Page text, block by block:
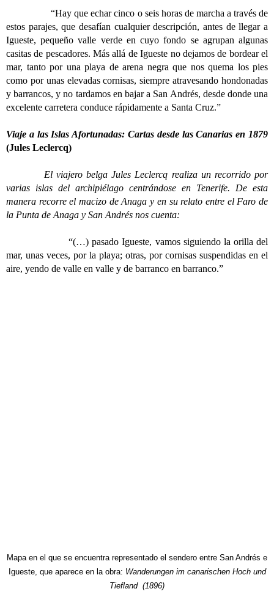
“Hay que echar cinco o seis horas de marcha a través de
estos parajes, que desafían cualquier descripción, antes de llegar a
Igueste, pequeño valle verde en cuyo fondo se agrupan algunas
casitas de pescadores. Más allá de Igueste no dejamos de bordear el
mar, tanto por una playa de arena negra que nos quema los pies
como por unas elevadas cornisas, siempre atravesando hondonadas
y barrancos, y no tardamos en bajar a San Andrés, desde donde una
excelente carretera conduce rápidamente a Santa Cruz.”
Viaje a las Islas Afortunadas: Cartas desde las Canarias en 1879
(Jules Leclercq)
El viajero belga Jules Leclercq realiza un recorrido por
varias islas del archipiélago centrándose en Tenerife. De esta
manera recorre el macizo de Anaga y en su relato entre el Faro de
la Punta de Anaga y San Andrés nos cuenta:
“(…) pasado Igueste, vamos siguiendo la orilla del
mar, unas veces, por la playa; otras, por cornisas suspendidas en el
aire, yendo de valle en valle y de barranco en barranco.”
Mapa en el que se encuentra representado el sendero entre San Andrés e
Igueste, que aparece en la obra: Wanderungen im canarischen Hoch und
Tiefland (1896)